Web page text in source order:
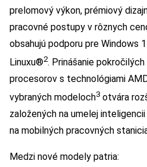
prelomový výkon, prémiový
pracovné postupy v rôznych
obsahujú podporu pre Windows
Linuxu®2. Prinášanie
procesorov s technológiami
vybraných modeloch3 otvára
založených na umelej
na mobilných pracovných
Medzi nové modely patria: